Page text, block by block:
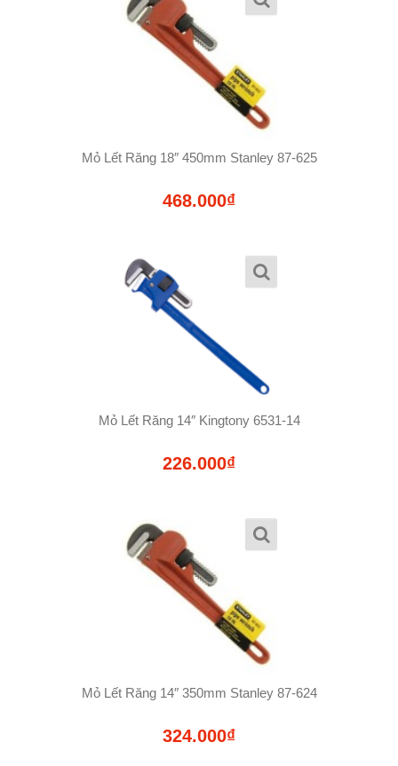
Mỏ Lết Răng 18″ 450mm Stanley 87-625
468.000₫
Mỏ Lết Răng 14″ Kingtony 6531-14
226.000₫
Mỏ Lết Răng 14″ 350mm Stanley 87-624
324.000₫